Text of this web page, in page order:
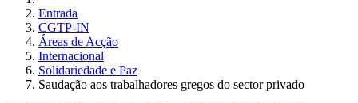
Entrada
CGTP-IN
Áreas de Acção
Internacional
Solidariedade e Paz
Saudação aos trabalhadores gregos do sector privado